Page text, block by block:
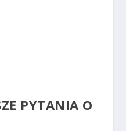
PYTANIA O